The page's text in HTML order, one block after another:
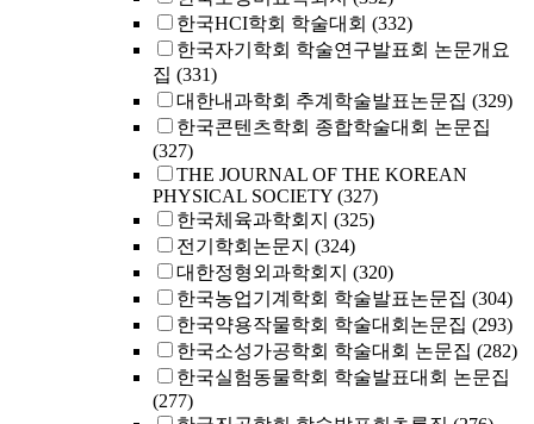
한국HCI학회 학술대회 (332)
한국자기학회 학술연구발표회 논문개요
집 (331)
대한내과학회 추계학술발표논문집 (329)
한국콘텐츠학회 종합학술대회 논문집
(327)
THE JOURNAL OF THE KOREAN
PHYSICAL SOCIETY (327)
한국체육과학회지 (325)
전기학회논문지 (324)
대한정형외과학회지 (320)
한국농업기계학회 학술발표논문집 (304)
한국약용작물학회 학술대회논문집 (293)
한국소성가공학회 학술대회 논문집 (282)
한국실험동물학회 학술발표대회 논문집
(277)